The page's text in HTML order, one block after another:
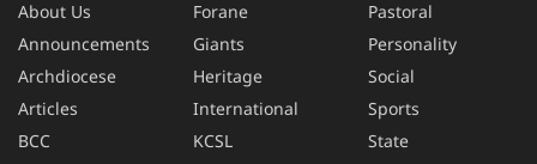
About Us
Announcements
Archdiocese
Articles
BCC
Forane
Giants
Heritage
International
KCSL
Pastoral
Personality
Social
Sports
State